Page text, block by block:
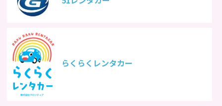
らくらくレンタカー